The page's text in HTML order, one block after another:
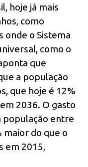
hoje já mais
como
onde o Sistema
como o
que
a população
que hoje é 12%
2036. O gasto
população entre
maior do que o
em 2015,